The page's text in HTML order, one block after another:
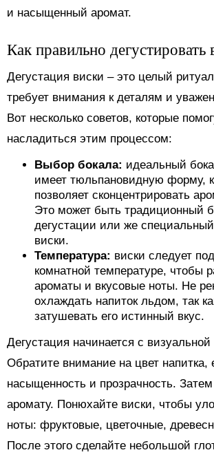
и насыщенный аромат.
Как правильно дегустировать
Дегустация виски – это целый
требует внимания к деталям и
Вот несколько советов, которые
насладиться этим процессом:
Выбор бокала: идеальный
имеет тюльпановидную форму,
позволяет сконцентрировать
Это может быть традиционный
дегустации или же
виски.
Температура: виски следует
комнатной температуре, чтобы
ароматы и вкусовые ноты. Не
охлаждать напиток льдом, так
затушевать его истинный вкус.
Дегустация начинается с визуальной
Обратите внимание на цвет напитка,
насыщенность и прозрачность.
аромату. Понюхайте виски, чтобы
ноты: фруктовые, цветочные,
После этого сделайте небольшой